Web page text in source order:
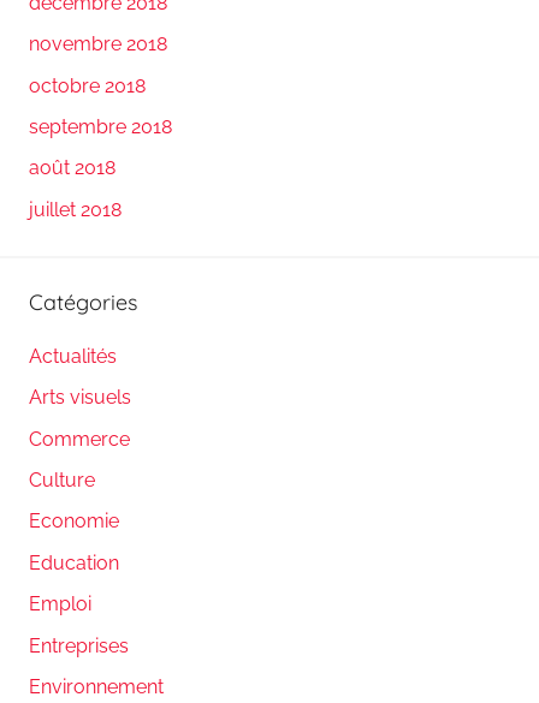
novembre 2018
octobre 2018
septembre 2018
août 2018
juillet 2018
Catégories
Actualités
Arts visuels
Commerce
Culture
Economie
Education
Emploi
Entreprises
Environnement